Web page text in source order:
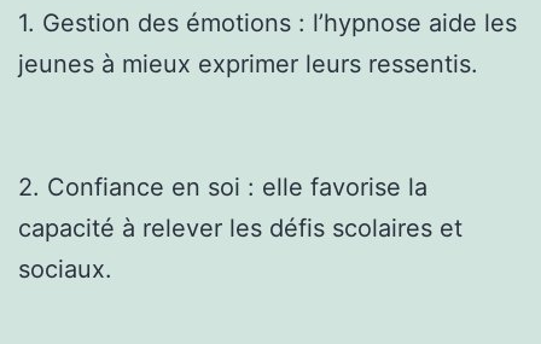
1. Gestion des émotions : l’hypnose aide les
jeunes à mieux exprimer leurs ressentis.
2. Confiance en soi : elle favorise la
capacité à relever les défis scolaires et
sociaux.